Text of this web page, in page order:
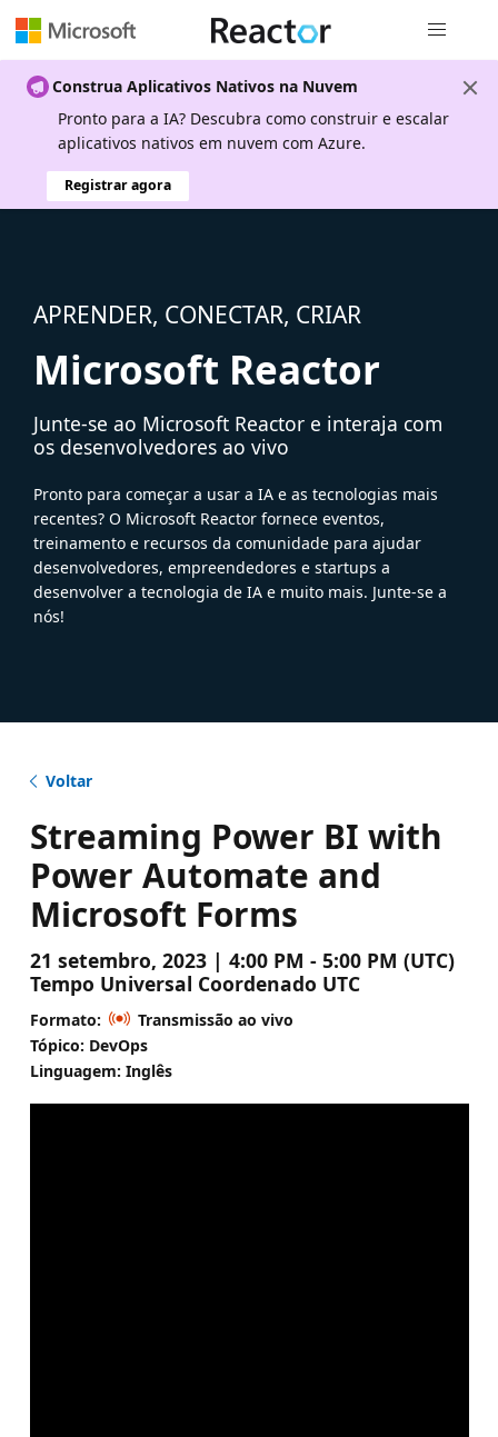
Construa Aplicativos Nativos na Nuvem
Pronto para a IA? Descubra como construir e escalar
aplicativos nativos em nuvem com Azure.
Registrar agora
APRENDER, CONECTAR, CRIAR
Microsoft Reactor
Junte-se ao Microsoft Reactor e interaja com
os desenvolvedores ao vivo
Pronto para começar a usar a IA e as tecnologias mais
recentes? O Microsoft Reactor fornece eventos,
treinamento e recursos da comunidade para ajudar
desenvolvedores, empreendedores e startups a
desenvolver a tecnologia de IA e muito mais. Junte-se a
nós!
Voltar
Streaming Power BI with
Power Automate and
Microsoft Forms
21 setembro, 2023 | 4:00 PM - 5:00 PM (UTC)
Tempo Universal Coordenado UTC
Formato:
Transmissão ao vivo
Tópico: DevOps
Linguagem: Inglês